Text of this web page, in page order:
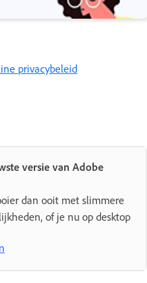
privacybeleid
versie van Adobe
dan ooit met slimmere
of je nu op desktop